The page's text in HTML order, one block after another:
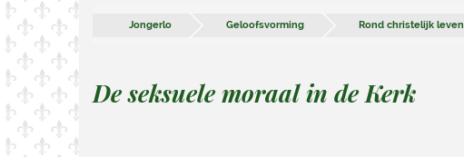
Jongerlo Geloofsvorming Rond christelijk leven
De seksuele moraal in de Kerk